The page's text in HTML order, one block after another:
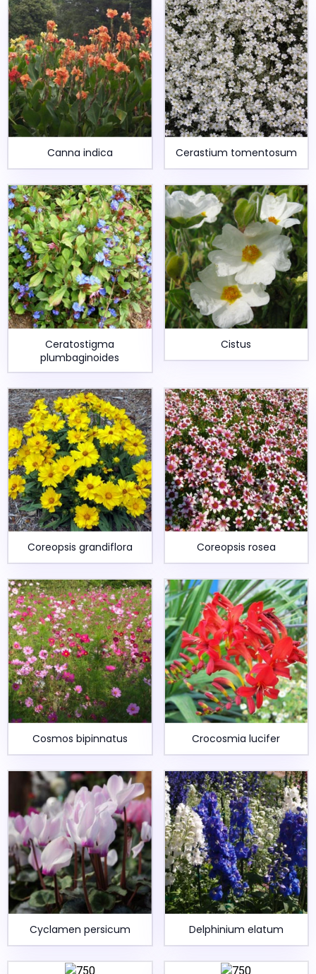
Canna indica Cerastium tomentosum
Ceratostigma
plumbaginoides
Cistus
Coreopsis grandiflora Coreopsis rosea
Cosmos bipinnatus Crocosmia lucifer
Cyclamen persicum Delphinium elatum